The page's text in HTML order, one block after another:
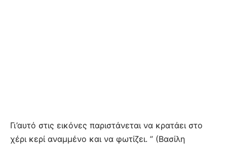
Γι’αυτό στις εικόνες παριστάνεται να κρατάει στο
χέρι κερί αναμμένο και να φωτίζει. ” (Βασίλη